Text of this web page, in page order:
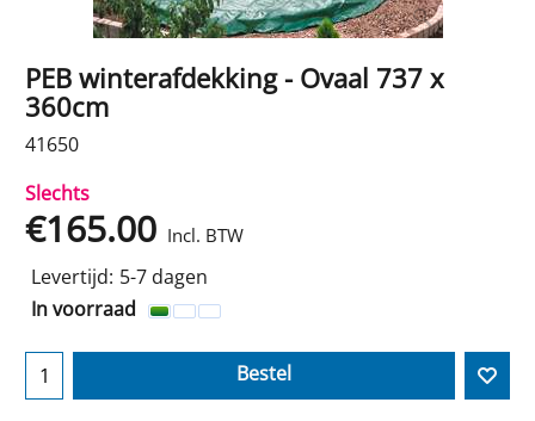
PEB winterafdekking - Ovaal 737 x
360cm
41650
Slechts
€165.00 Incl. BTW
Levertijd: 5-7 dagen
In voorraad
Bestel